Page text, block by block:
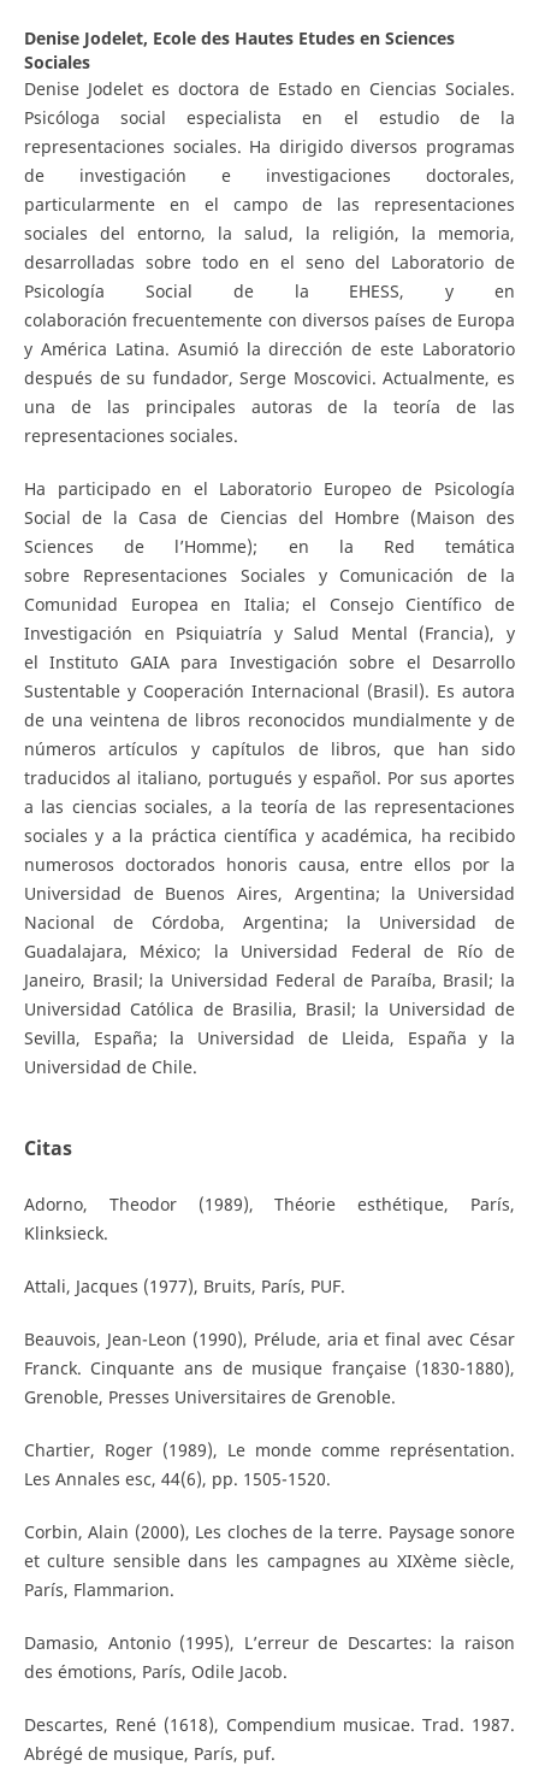
Denise Jodelet, Ecole des Hautes Etudes en Sciences
Sociales
Denise Jodelet es doctora de Estado en Ciencias Sociales.
Psicóloga social especialista en el estudio de la
representaciones sociales. Ha dirigido diversos programas
de investigación e investigaciones doctorales,
particularmente en el campo de las representaciones
sociales del entorno, la salud, la religión, la memoria,
desarrolladas sobre todo en el seno del Laboratorio de
Psicología Social de la EHESS, y en
colaboración frecuentemente con diversos países de Europa
y América Latina. Asumió la dirección de este Laboratorio
después de su fundador, Serge Moscovici. Actualmente, es
una de las principales autoras de la teoría de las
representaciones sociales.
Ha participado en el Laboratorio Europeo de Psicología
Social de la Casa de Ciencias del Hombre (Maison des
Sciences de l’Homme); en la Red temática
sobre Representaciones Sociales y Comunicación de la
Comunidad Europea en Italia; el Consejo Científico de
Investigación en Psiquiatría y Salud Mental (Francia), y
el Instituto GAIA para Investigación sobre el Desarrollo
Sustentable y Cooperación Internacional (Brasil). Es autora
de una veintena de libros reconocidos mundialmente y de
números artículos y capítulos de libros, que han sido
traducidos al italiano, portugués y español. Por sus aportes
a las ciencias sociales, a la teoría de las representaciones
sociales y a la práctica científica y académica, ha recibido
numerosos doctorados honoris causa, entre ellos por la
Universidad de Buenos Aires, Argentina; la Universidad
Nacional de Córdoba, Argentina; la Universidad de
Guadalajara, México; la Universidad Federal de Río de
Janeiro, Brasil; la Universidad Federal de Paraíba, Brasil; la
Universidad Católica de Brasilia, Brasil; la Universidad de
Sevilla, España; la Universidad de Lleida, España y la
Universidad de Chile.
Citas
Adorno, Theodor (1989), Théorie esthétique, París,
Klinksieck.
Attali, Jacques (1977), Bruits, París, PUF.
Beauvois, Jean-Leon (1990), Prélude, aria et final avec César
Franck. Cinquante ans de musique française (1830-1880),
Grenoble, Presses Universitaires de Grenoble.
Chartier, Roger (1989), Le monde comme représentation.
Les Annales esc, 44(6), pp. 1505-1520.
Corbin, Alain (2000), Les cloches de la terre. Paysage sonore
et culture sensible dans les campagnes au XIXème siècle,
París, Flammarion.
Damasio, Antonio (1995), L’erreur de Descartes: la raison
des émotions, París, Odile Jacob.
Descartes, René (1618), Compendium musicae. Trad. 1987.
Abrégé de musique, París, puf.